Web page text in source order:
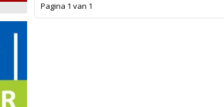
Pagina 1 van 1